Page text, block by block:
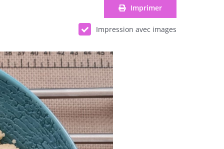
Imprimer
Impression avec images